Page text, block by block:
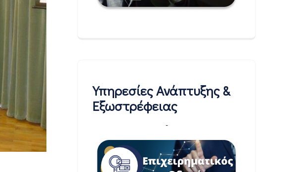
Υπηρεσίες Ανάπτυξης &
Εξωστρέφειας
-